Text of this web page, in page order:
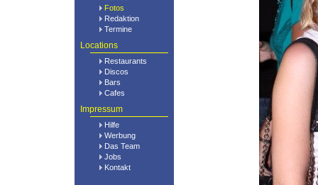
Fotos
Redaktion
Termine
Locations
Restaurants
Discos
Bars
Cafes
Impressum
Hilfe
Werbung
Das Team
Jobs
Kontakt